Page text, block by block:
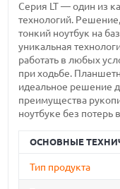
Серия LT — один из
технологий.
тонкий ноутбук на
уникальная
работать в любых
при ходьбе.
идеальное решение
преимущества
ноутбуке без потерь
ОСНОВНЫЕ
Тип продукта